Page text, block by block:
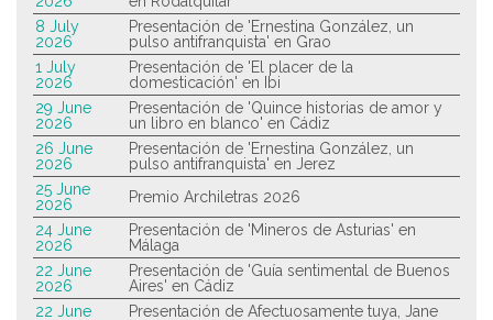
8 July
2026
Presentación de 'Ernestina González, un
pulso antifranquista' en Grao
1 July
2026
Presentación de 'El placer de la
domesticación' en Ibi
29 June
2026
Presentación de 'Quince historias de amor y
un libro en blanco' en Cádiz
26 June
2026
Presentación de 'Ernestina González, un
pulso antifranquista' en Jerez
25 June
2026
Premio Archiletras 2026
24 June
2026
Presentación de 'Mineros de Asturias' en
Málaga
22 June
2026
Presentación de 'Guía sentimental de Buenos
Aires' en Cádiz
22 June
Presentación de Afectuosamente tuya, Jane